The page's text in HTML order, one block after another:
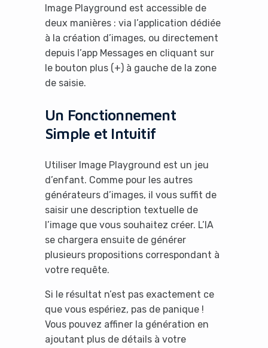
Image Playground est accessible de
deux manières : via l’application dédiée
à la création d’images, ou directement
depuis l’app Messages en cliquant sur
le bouton plus (+) à gauche de la zone
de saisie.
Un Fonctionnement
Simple et Intuitif
Utiliser Image Playground est un jeu
d’enfant. Comme pour les autres
générateurs d’images, il vous suffit de
saisir une description textuelle de
l’image que vous souhaitez créer. L’IA
se chargera ensuite de générer
plusieurs propositions correspondant à
votre requête.
Si le résultat n’est pas exactement ce
que vous espériez, pas de panique !
Vous pouvez affiner la génération en
ajoutant plus de détails à votre